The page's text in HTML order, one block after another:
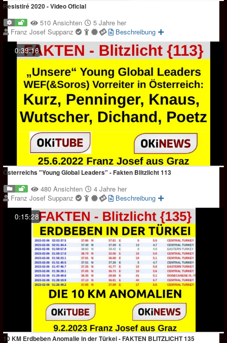
Resistiré 2020 - Video Oficial
510 Ansichten
5 Jahre her
Franz Josef Suppanz
Beschreibung
0:39:16
Österreichs "Young Global Leaders" - Fakten Blitzlicht 113
480 Ansichten
4 Jahre her
Franz Josef Suppanz
Beschreibung
0:15:28
10 KM Erdbeben Anomalie in der Türkei - FAKTEN BLITZLICHT 135